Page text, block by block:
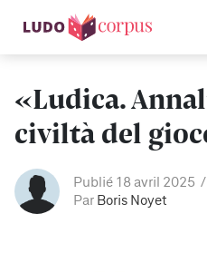
«Ludica.
civiltà del
Publié 18 avril 2025
Par Boris Noyet